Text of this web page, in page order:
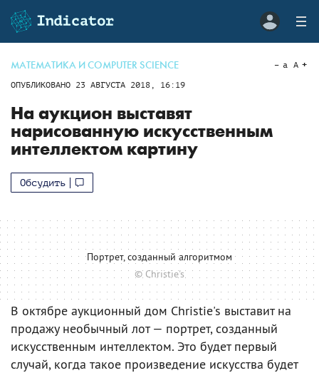
МАТЕМАТИКА И COMPUTER SCIENCE
ОПУБЛИКОВАНО 23 АВГУСТА 2018, 16:19
a A
На аукцион выставят
нарисованную искусственным
интеллектом картину
Обсудить
Портрет, созданный алгоритмом
© Christie's
В октябре аукционный дом Christie's выставит на
продажу необычный лот — портрет, созданный
искусственным интеллектом. Это будет первый
случай, когда такое произведение искусства будет